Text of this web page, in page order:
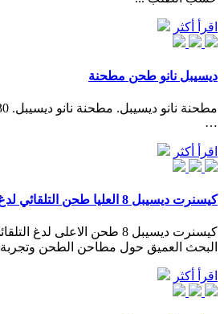
اقرأ أكثر
ديسيبل نانو طحن مطحنة
…
اقرأ أكثر
كيسنرت ديسيبل 8 العليا طحن التلقائي لدغ مطحنة
البحث العميق حول مطاحن الطحن وتجربة
اقرأ أكثر